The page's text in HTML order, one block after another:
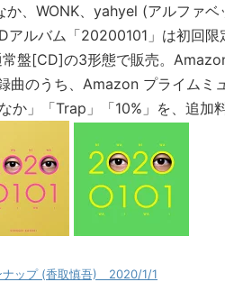
、WONK、yahyel (アルファベ
アルバム「20200101」は初回
盤[CD]の3形態で販売。
曲のうち、Amazon プライムミ
」「Trap」「10%」を、追加
ナップ (香取慎吾) 2020/1/1